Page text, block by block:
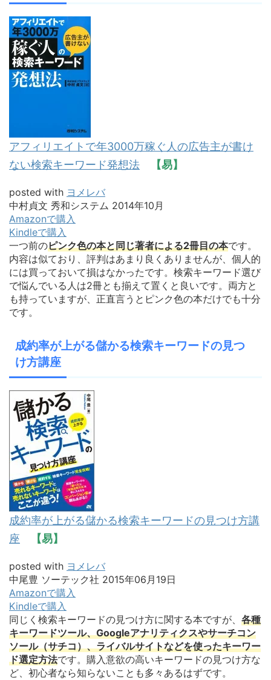
アフィリエイトで年3000万稼ぐ人の広告主が書け
ない検索キーワード発想法
【易】
posted with ヨメレバ
中村貞文 秀和システム 2014年10月
Amazonで購入
Kindleで購入
一つ前のピンク色の本と同じ著者による2冊目の本です。
内容は似ており、評判はあまり良くありませんが、個人的
には買っておいて損はなかったです。検索キーワード選び
で悩んでいる人は2冊とも揃えて置くと良いです。両方と
も持っていますが、正直言うとピンク色の本だけでも十分
です。
成約率が上がる儲かる検索キーワードの見つ
け方講座
成約率が上がる儲かる検索キーワードの見つけ方講
座
【易】
posted with ヨメレバ
中尾豊 ソーテック社 2015年06月19日
Amazonで購入
Kindleで購入
同じく検索キーワードの見つけ方に関する本ですが、 各種
キーワードツール、Googleアナリティクスやサーチコン
ソール（サチコ）、ライバルサイトなどを使ったキーワー
ド選定方法です。購入意欲の高いキーワードの見つけ方な
ど、初心者なら知らないことも多々あるはずです。